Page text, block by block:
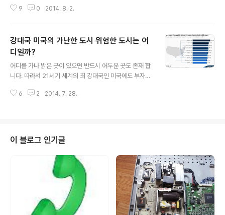
특별한 의미를 갖습니다. 그래서 "Happy Birthday Yon
입장입니다. 따라서 학생들의 문화 활동 체험에도 적합한
행사입니다. 지휘자는 이중엽씨이며, 한국외국인학교 Pea
ce Tree Ensemble, 제주 서귀포 청소년 오케스트라가
출연합니다. 아래 그림은 이번 행사의 포스터입니다. 행사
포스터, Source: 용인 수지구청 연주회 프로그램은 다음
과 같습니다. 일반인들에게도 익숙한 음악과 신규 작곡 음
9 0 2014. 8. 2.
강대국 미국의 가난한 도시 위험한 도시는 어
디일까?
어디를 가나 밝은 곳이 있으면 반드시 어두운 곳도 존재 합
니다. 따라서 21세기 세계의 최 강대국인 미국에도 부자와
의 구분은 상대적인 것이며, 미국의 가난한 자가 대한민국
무척 높아졌기 때문입니다. 그렇다면 미국에서 가난한 사
람들이 많이 사는 곳은 어디일까요 ? 미국이 주와 도시로
이루어져 있는데 이들 도시의 소득 수준에 따라 분류를 해
보면 이런 통계를 쉽게 얻을 수 있습니다. 빈곤에 대한 절
망, Source: Clip art 아래의 표는 미국의 인구 센서스(U.
6 2 2014. 7. 28.
이 블로그 인기글